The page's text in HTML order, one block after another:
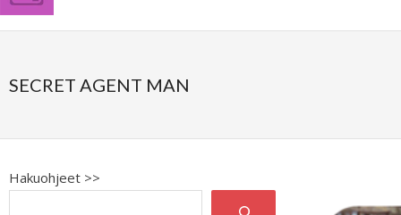
SECRET AGENT MAN
Hakuohjeet >>